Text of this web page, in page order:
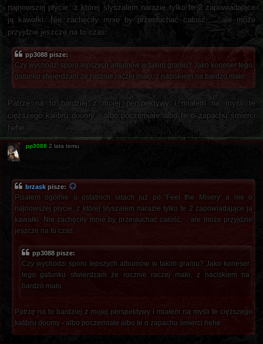
najnowszej płycie, z której slyszalem narazie tylko te 2 zapowiadające
ją kawałki. Nie zachęciły mnie by przesłuchać całość, .. ale może
przyjdzie jeszcze na to czas.
pp3088 pisze:
Czy wychodzi sporo lepszych albumów w takim graniu? Jako koneser tego
gatunku stwierdzam że rocznie raczej mało, z naciskiem na bardzo mało.
Patrzę na to bardziej z mojej perspektywy i miałem na myśli te
cięższego kalibru doomy - albo poczerniałe albo te o zapachu śmierci
hehe.
pp3088 2 lata temu
brzask pisze:
Pisałem ogólnie o ostatnich latach już po 'Feel the Misery' a nie o
najnowszej płycie, z której slyszalem narazie tylko te 2 zapowiadające ją
kawałki. Nie zachęciły mnie by przesłuchać całość, .. ale może przyjdzie
jeszcze na to czas.
pp3088 pisze:
Czy wychodzi sporo lepszych albumów w takim graniu? Jako koneser
tego gatunku stwierdzam że rocznie raczej mało, z naciskiem na
bardzo mało.
Patrzę na to bardziej z mojej perspektywy i miałem na myśli te cięższego
kalibru doomy - albo poczerniałe albo te o zapachu śmierci hehe.